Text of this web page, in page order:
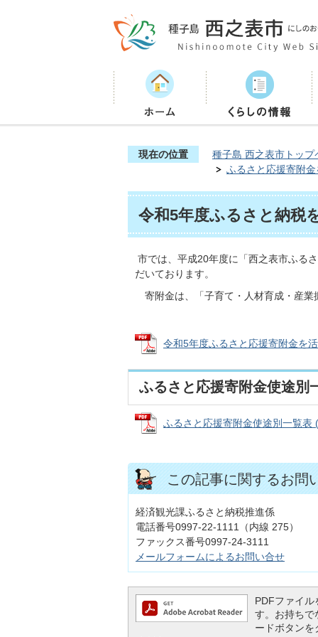
現在の位置 種子島 西之表市トップ
ふるさと応援寄附
令和5年度ふるさと納税
市では、平成20年度に「西之表市ふる
だいております。
寄附金は、「子育て・人材育成・産業
令和5年度ふるさと応援寄附金を
ふるさと応援寄附金使途別
ふるさと応援寄附金使途別一覧表
この記事に関するお問
経済観光課ふるさと納税推進係
電話番号0997-22-1111（内線 275）
ファックス番号0997-24-3111
メールフォームによるお問い合せ
PDFファイ
す。お持ちで
ードボタンを